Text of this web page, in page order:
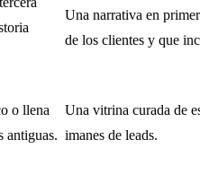
Una narrativa en
de los clientes y que
o llena
antiguas.
Una vitrina curada de
imanes de leads.